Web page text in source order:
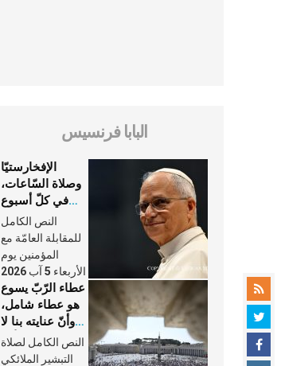
البابا فرنسيس
الإفخارستيّا
وصلاة السّاعات،
في كلّ أسبوع
وكلّ يوم، هما
النَّفَس في حياة
الكنيسة
النص الكامل
للمقابلة العامّة مع
المؤمنين يوم
الأربعاء 5 آب 2026
عطاء الرّبّ يسوع
هو عطاء شامل،
وأنّ عنايته بنا لا
تغيب عنّا أبدًا
النص الكامل لصلاة
التبشير الملائكي